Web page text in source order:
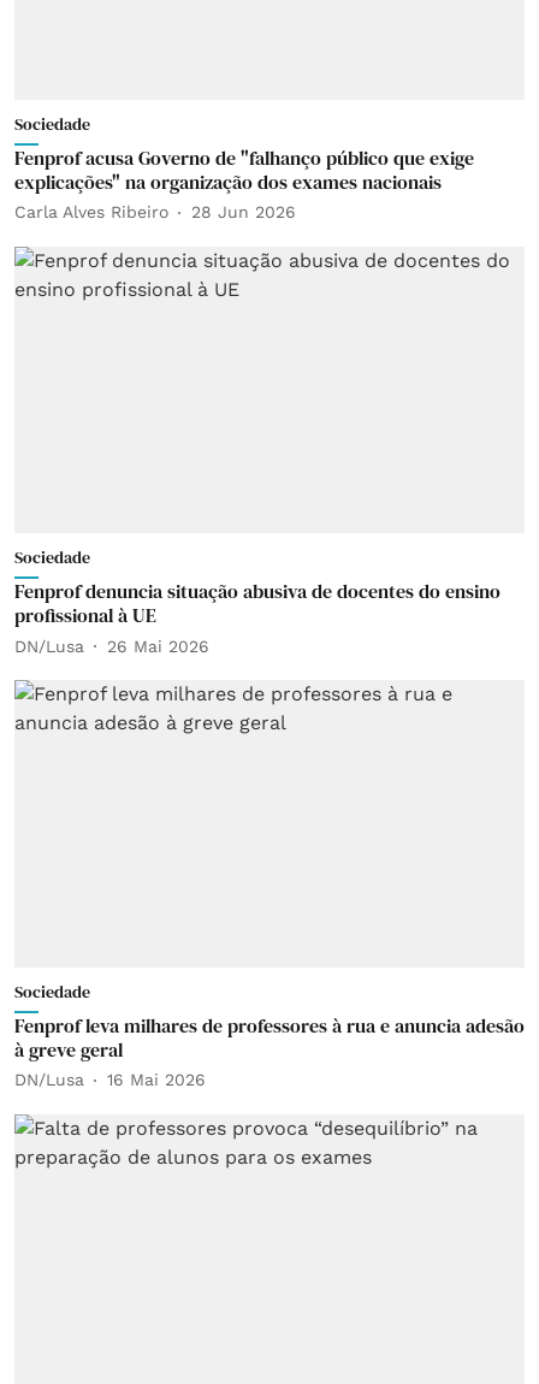
Sociedade
Fenprof acusa Governo de "falhanço público que exige
explicações" na organização dos exames nacionais
Carla Alves Ribeiro 28 Jun 2026
Sociedade
Fenprof denuncia situação abusiva de docentes do ensino
profissional à UE
DN/Lusa 26 Mai 2026
Sociedade
Fenprof leva milhares de professores à rua e anuncia adesão
à greve geral
DN/Lusa 16 Mai 2026